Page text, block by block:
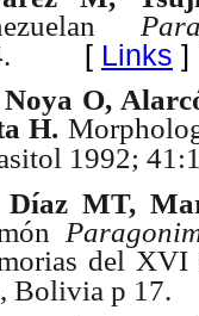
[ Links ]
Noya O,
H.
1992;
Díaz MT,
del XVI
Bolivia p 17.